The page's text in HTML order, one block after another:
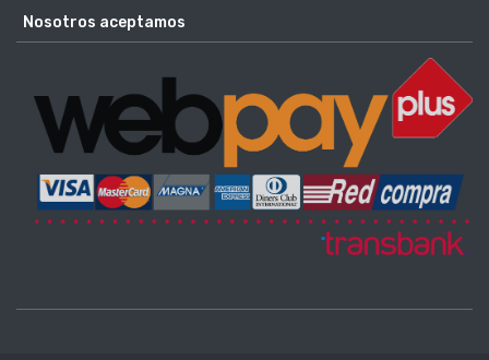
Nosotros aceptamos